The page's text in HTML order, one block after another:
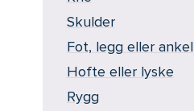
Skulder
Fot, legg eller ankel
Hofte eller lyske
Rygg